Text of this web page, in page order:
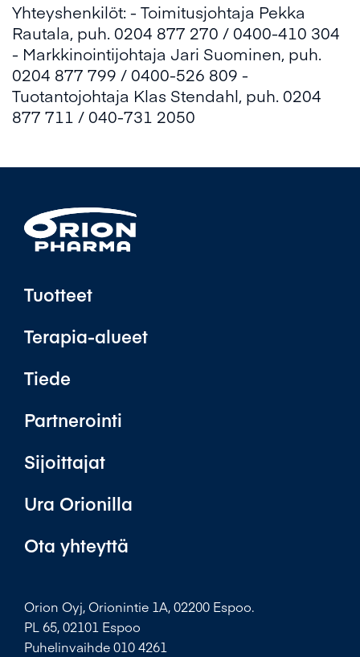
Yhteyshenkilöt: - Toimitusjohtaja Pekka
Rautala, puh. 0204 877 270 / 0400-410 304
- Markkinointijohtaja Jari Suominen, puh.
0204 877 799 / 0400-526 809 -
Tuotantojohtaja Klas Stendahl, puh. 0204
877 711 / 040-731 2050
Tuotteet
Terapia-alueet
Tiede
Partnerointi
Sijoittajat
Ura Orionilla
Ota yhteyttä
Orion Oyj, Orionintie 1A, 02200 Espoo.
PL 65, 02101 Espoo
Puhelinvaihde 010 4261